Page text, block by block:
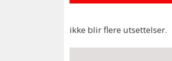
ikke blir flere utsettelser.